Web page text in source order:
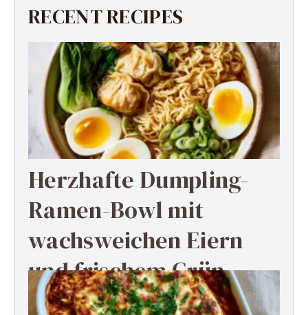
RECENT RECIPES
Herzhafte Dumpling-
Ramen-Bowl mit
wachsweichen Eiern
und frischem Grün